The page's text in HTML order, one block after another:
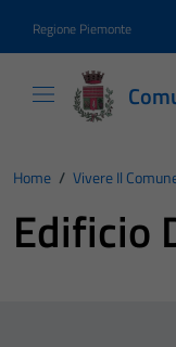
Regione Piemonte
Home / Vivere Il
Edificio